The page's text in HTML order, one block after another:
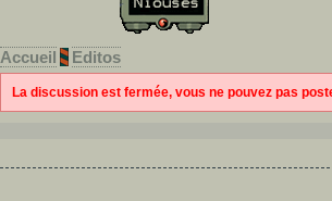
Accueil Editos
La discussion est fermée, vous ne pouvez pas